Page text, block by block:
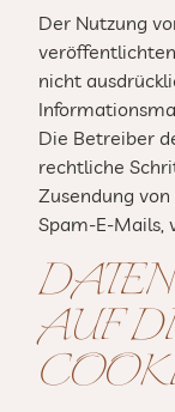
Der Nutzung
nicht
Die Betreiber
rechtliche
Zusendung
Spam-E-Mails,
AUF